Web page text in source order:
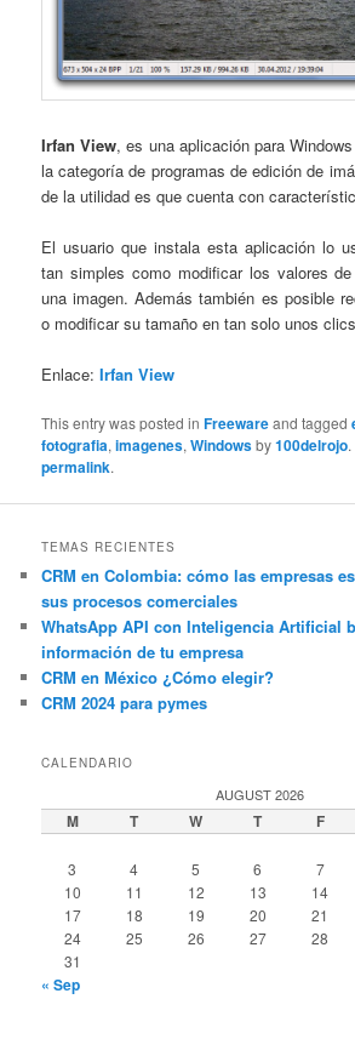
Irfan View, es una aplicación para
la categoría de programas de edición de
de la utilidad es que cuenta con
El usuario que instala esta aplicación lo
tan simples como modificar los valores
una imagen. Además también es posible
o modificar su tamaño en tan solo unos
Enlace:Irfan View
This entry was posted inFreewareand tagged
fotografia,imagenes,Windowsby100delrojo
permalink.
TEMAS RECIENTES
CRM en Colombia: cómo las empresas
sus procesos comerciales
WhatsApp API con Inteligencia Artificial
información de tu empresa
CRM en México ¿Cómo elegir?
CRM 2024 para pymes
CALENDARIO
AUGUST 2026
M T W T F
3
4 5 6 7
10
11 12 13 14
17
18 19 20 21
24
25 26 27 28
31
« Sep